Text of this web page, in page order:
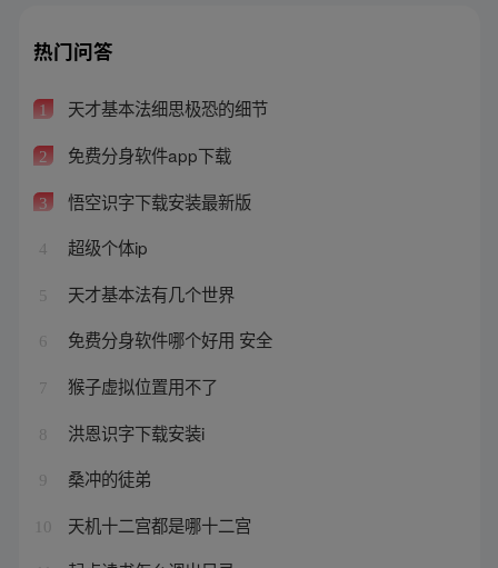
热门问答
1 天才基本法细思极恐的细节
2 免费分身软件app下载
3 悟空识字下载安装最新版
4 超级个体ip
5 天才基本法有几个世界
6 免费分身软件哪个好用 安全
7 猴子虚拟位置用不了
8 洪恩识字下载安装i
9 桑冲的徒弟
10 天机十二宫都是哪十二宫